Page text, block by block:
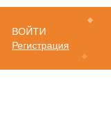
ВОЙТИ
Регистрация